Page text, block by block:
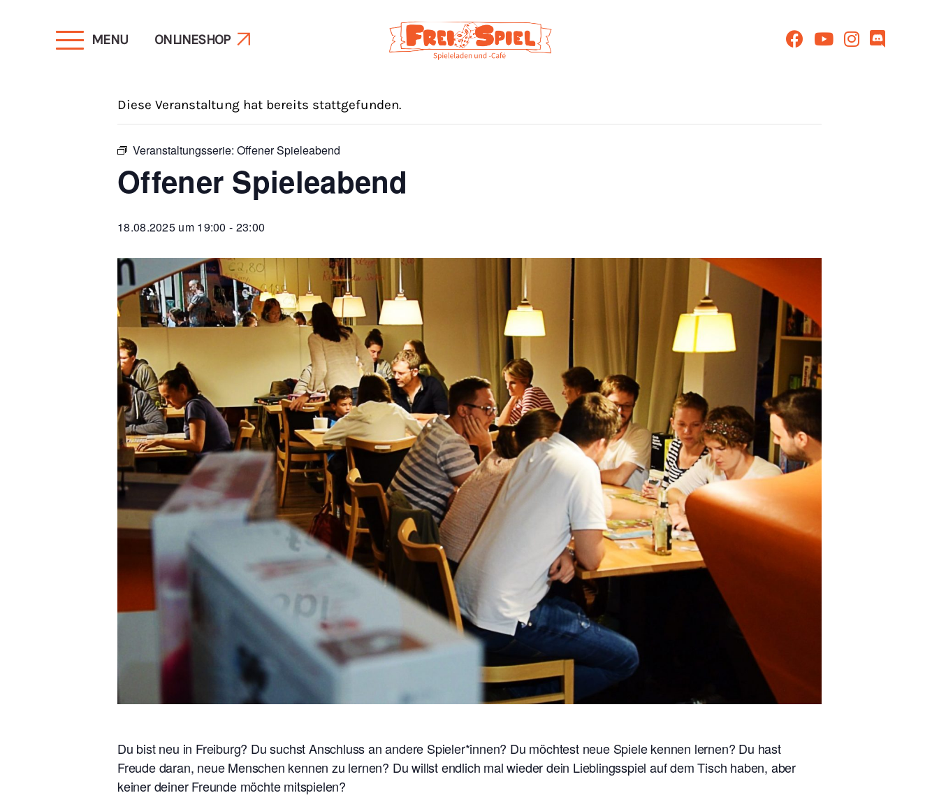
MENU ONLINESHOP
Diese Veranstaltung hat bereits stattgefunden.
Veranstaltungsserie: Offener Spieleabend
Offener Spieleabend
18.08.2025 um 19:00 - 23:00
Du bist neu in Freiburg? Du suchst Anschluss an andere Spieler*innen? Du möchtest neue Spiele kennen lernen? Du hast
Freude daran, neue Menschen kennen zu lernen? Du willst endlich mal wieder dein Lieblingsspiel auf dem Tisch haben, aber
keiner deiner Freunde möchte mitspielen?